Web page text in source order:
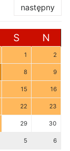
następny
S N
1 2
8 9
15 16
22 23
29 30
5 6